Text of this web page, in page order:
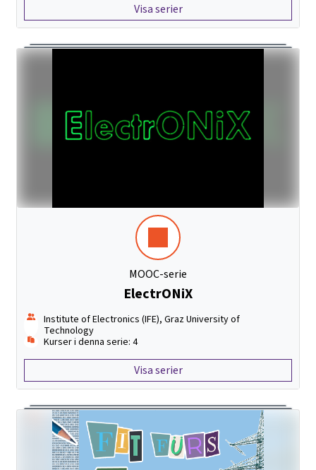
Visa serier
MOOC-serie
ElectrONiX
Institute of Electronics (IFE), Graz University of
Technology
Kurser i denna serie: 4
Visa serier